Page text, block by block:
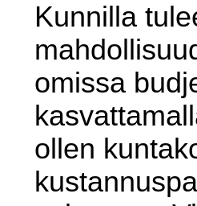
Kunnilla
omissa
ollen